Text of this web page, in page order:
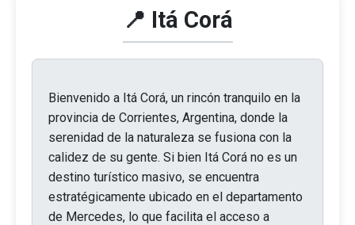
📍 Itá Corá
Bienvenido a Itá Corá, un rincón tranquilo en la
provincia de Corrientes, Argentina, donde la
serenidad de la naturaleza se fusiona con la
calidez de su gente. Si bien Itá Corá no es un
destino turístico masivo, se encuentra
estratégicamente ubicado en el departamento
de Mercedes, lo que facilita el acceso a